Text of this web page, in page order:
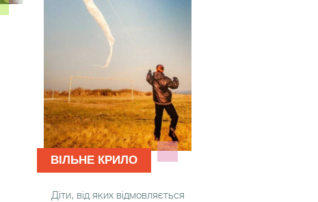
ВІЛЬНЕ КРИЛО
Діти, від яких відмовляється